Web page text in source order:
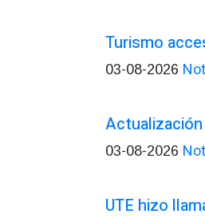
Turismo
03-08-2026
03-08-2026
UTE hizo